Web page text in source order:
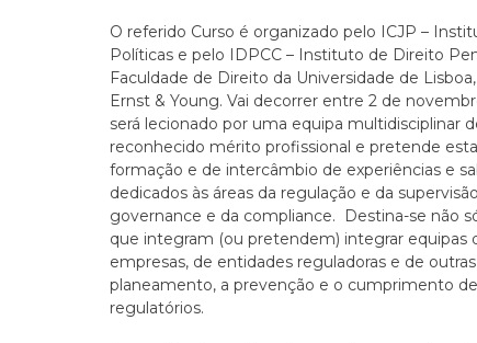
O referido Curso é organizado pelo ICJP –
Políticas e pelo IDPCC – Instituto de Direito
Faculdade de Direito da Universidade de
Ernst & Young. Vai decorrer entre 2 de
será lecionado por uma equipa multidisciplinar
reconhecido mérito profissional e pretende
formação e de intercâmbio de experiências e
dedicados às áreas da regulação e da
governance e da compliance. Destina-se não
que integram (ou pretendem) integrar equipas
empresas, de entidades reguladoras e de
planeamento, a prevenção e o cumprimento
regulatórios.